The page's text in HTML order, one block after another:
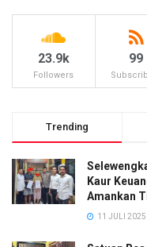
23.9k
Followers
99
Trending
Kaur
Amankan
11 JULI 2025